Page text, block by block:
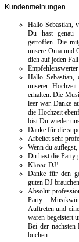
Kundenmeinungen
Hallo Sebastian,
Du hast genau
getroffen. Die
unsere Oma und
dich auf jeden
Hallo Sebastian,
unserer
erhalten. Die
leer war. Danke
die Hochzeit
bist Du wieder
Danke für die
Arbeitet sehr
Wenn du
Du hast die Party
Klasse DJ!
Danke für den
guten DJ
Absolut
Party.
Auftreten und
waren begeistert
Bei der
buchen.